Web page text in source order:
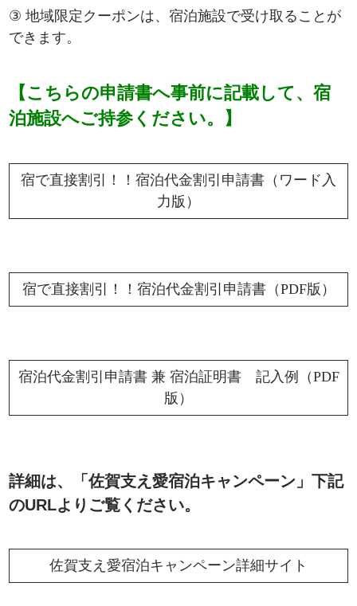
③ 地域限定クーポンは、宿泊施設で受け取ることが
できます。
【こちらの申請書へ事前に記載して、宿
泊施設へご持参ください。】
宿で直接割引！！宿泊代金割引申請書（ワード入
力版）
宿で直接割引！！宿泊代金割引申請書（PDF版）
宿泊代金割引申請書 兼 宿泊証明書 記入例（PDF
版）
詳細は、「佐賀支え愛宿泊キャンペーン」下記
のURLよりご覧ください。
佐賀支え愛宿泊キャンペーン詳細サイト